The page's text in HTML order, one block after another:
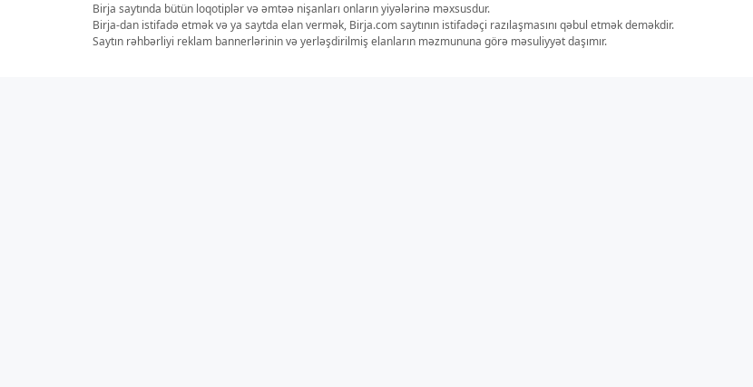
Birja saytında bütün loqotiplər və əmtəə nişanları onların yiyələrinə məxsusdur.
Birja-dan istifadə etmək və ya saytda elan vermək, Birja.com saytının istifadəçi razılaşmasını qəbul etmək deməkdir.
Saytın rəhbərliyi reklam bannerlərinin və yerləşdirilmiş elanların məzmununa görə məsuliyyət daşımır.